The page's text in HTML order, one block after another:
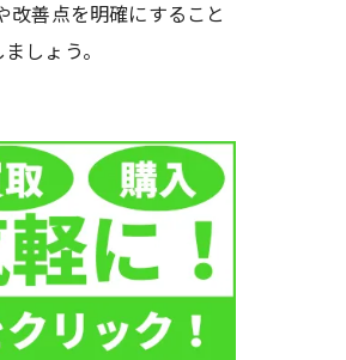
改善点を明確にすること
しょう。